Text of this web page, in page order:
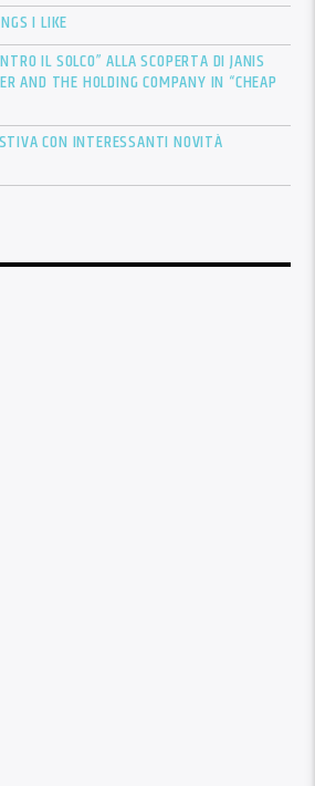
I LIKE
IL SOLCO” ALLA SCOPERTA DI JANIS
AND THE HOLDING COMPANY IN “CHEAP
CON INTERESSANTI NOVITÀ